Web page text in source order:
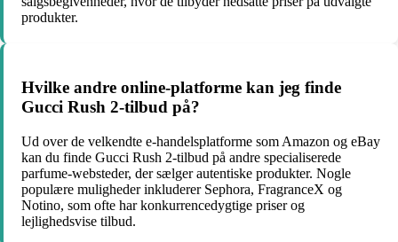
produkter.
Hvilke andre online-platforme kan jeg finde
Gucci Rush 2-tilbud på?
Ud over de velkendte e-handelsplatforme som Amazon og eBay
kan du finde Gucci Rush 2-tilbud på andre specialiserede
parfume-websteder, der sælger autentiske produkter. Nogle
populære muligheder inkluderer Sephora, FragranceX og
Notino, som ofte har konkurrencedygtige priser og
lejlighedsvise tilbud.